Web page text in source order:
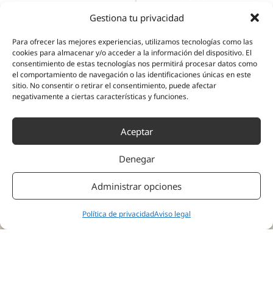
Gestiona tu privacidad
Para ofrecer las mejores experiencias, utilizamos tecnologías como las
cookies para almacenar y/o acceder a la información del dispositivo. El
consentimiento de estas tecnologías nos permitirá procesar datos como
el comportamiento de navegación o las identificaciones únicas en este
sitio. No consentir o retirar el consentimiento, puede afectar
negativamente a ciertas características y funciones.
Aceptar
Denegar
Administrar opciones
Política de privacidadAviso legal
cansancio funcional,
adaptación
restaurada).
Modula la raíz. Potencia tu tratamiento.
Neuroanatomía del sistema nervioso autónomo asociado a tu